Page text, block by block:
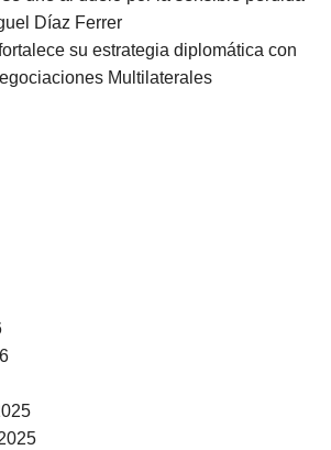
Díaz Ferrer
su estrategia diplomática con
Multilaterales